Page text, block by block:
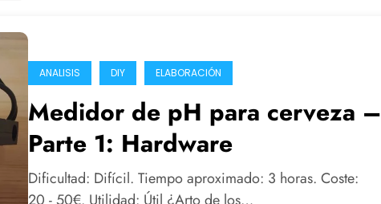
ANALISIS DIY ELABORACIÓN
Medidor de pH para cerveza –
Parte 1: Hardware
Dificultad: Difícil. Tiempo aproximado: 3 horas. Coste: